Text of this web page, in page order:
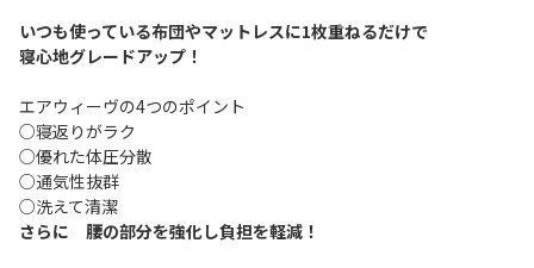
いつも使っている布団やマットレスに1枚重ねるだけで
寝心地グレードアップ！
エアウィーヴの4つのポイント
○寝返りがラク
○優れた体圧分散
○通気性抜群
○洗えて清潔
さらに 腰の部分を強化し負担を軽減！